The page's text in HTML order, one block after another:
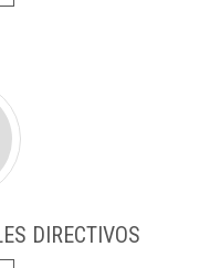
DIRECTIVOS